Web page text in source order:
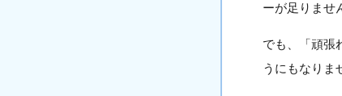
ーが足りませ
でも、「頑張
うにもなりま